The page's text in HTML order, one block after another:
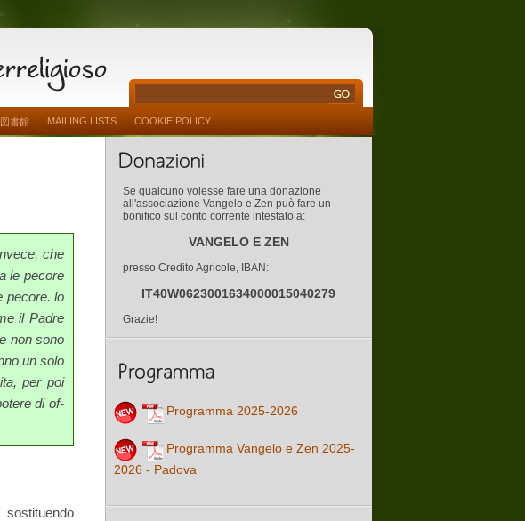
書館 MAILING LISTS COOKIE POLICY
che
le pecore
pecore. lo
il Padre
non sono
un solo
per poi
di of­
Se qualcuno volesse fare una donazione
all'associazione Vangelo e Zen può fare un
bonifico sul conto corrente intestato a:
VANGELO E ZEN
presso Credito Agricole, IBAN:
IT40W0623001634000015040279
Grazie!
Programma 2025-2026
Programma Vangelo e Zen 2025-
2026 - Padova